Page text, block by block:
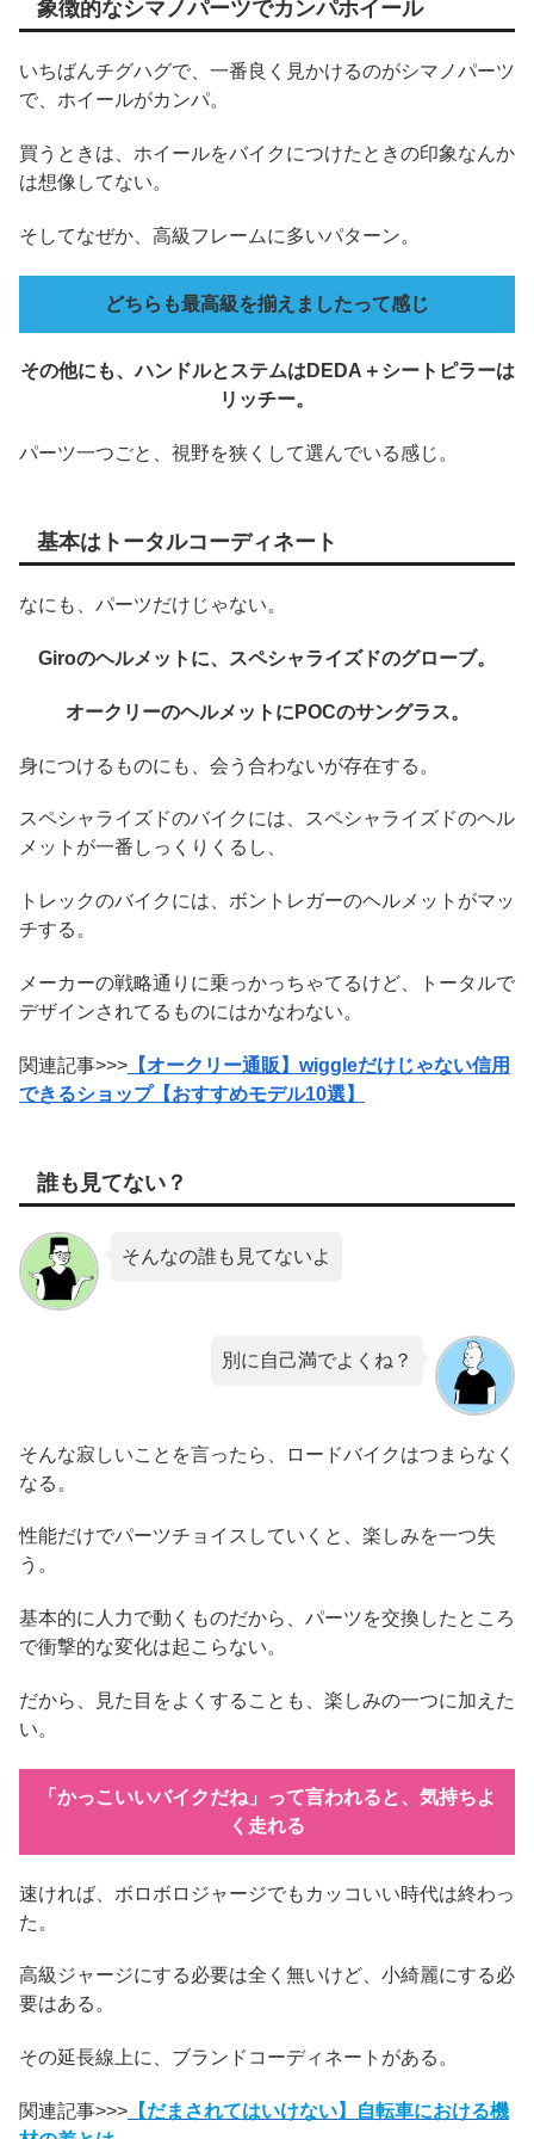
象徴的なシマノパーツでカンパホイール
いちばんチグハグで、一番良く見かけるのがシマノパーツ
で、ホイールがカンパ。
買うときは、ホイールをバイクにつけたときの印象なんか
は想像してない。
そしてなぜか、高級フレームに多いパターン。
どちらも最高級を揃えましたって感じ
その他にも、ハンドルとステムはDEDA＋シートピラーは
リッチー。
パーツ一つごと、視野を狭くして選んでいる感じ。
基本はトータルコーディネート
なにも、パーツだけじゃない。
Giroのヘルメットに、スペシャライズドのグローブ。
オークリーのヘルメットにPOCのサングラス。
身につけるものにも、会う合わないが存在する。
スペシャライズドのバイクには、スペシャライズドのヘル
メットが一番しっくりくるし、
トレックのバイクには、ボントレガーのヘルメットがマッ
チする。
メーカーの戦略通りに乗っかっちゃてるけど、トータルで
デザインされてるものにはかなわない。
関連記事>>> 【オークリー通販】wiggleだけじゃない信用
できるショップ【おすすめモデル10選】
誰も見てない？
そんなの誰も見てないよ
別に自己満でよくね？
そんな寂しいことを言ったら、ロードバイクはつまらなく
なる。
性能だけでパーツチョイスしていくと、楽しみを一つ失
う。
基本的に人力で動くものだから、パーツを交換したところ
で衝撃的な変化は起こらない。
だから、見た目をよくすることも、楽しみの一つに加えた
い。
「かっこいいバイクだね」って言われると、気持ちよ
く走れる
速ければ、ボロボロジャージでもカッコいい時代は終わっ
た。
高級ジャージにする必要は全く無いけど、小綺麗にする必
要はある。
その延長線上に、ブランドコーディネートがある。
関連記事>>> 【だまされてはいけない】自転車における機